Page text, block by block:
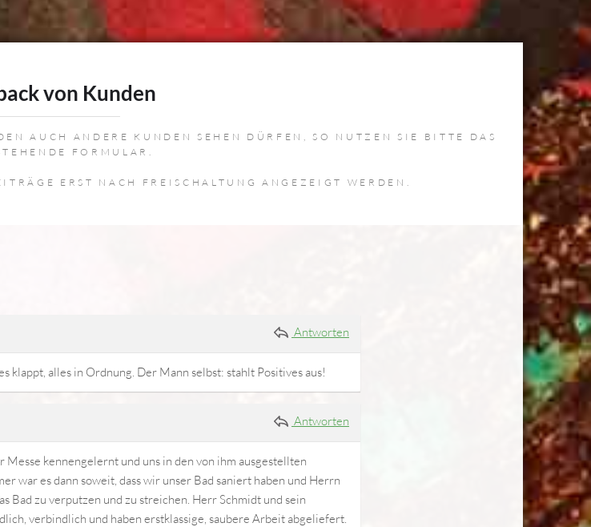
von Kunden
AUCH ANDERE KUNDEN SEHEN DÜRFEN, SO NUTZEN SIE BITTE DAS
FORMULAR.
ERST NACH FREISCHALTUNG ANGEZEIGT WERDEN.
Antworten
klappt, alles in Ordnung. Der Mann selbst: stahlt Positives aus!
Antworten
kennengelernt und uns in den von ihm ausgestellten
war es dann soweit, dass wir unser Bad saniert haben und Herrn
Bad zu verputzen und zu streichen. Herr Schmidt und sein
verbindlich und haben erstklassige, saubere Arbeit abgeliefert.